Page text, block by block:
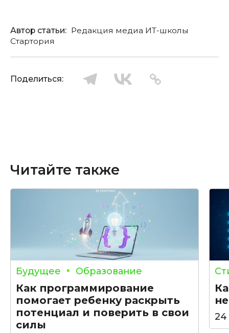
Автор статьи: Редакция медиа ИТ-школы
Стартория
Поделиться:
Читайте также
Будущее Образование
Как программирование
помогает ребенку раскрыть
потенциал и поверить в свои
силы
24